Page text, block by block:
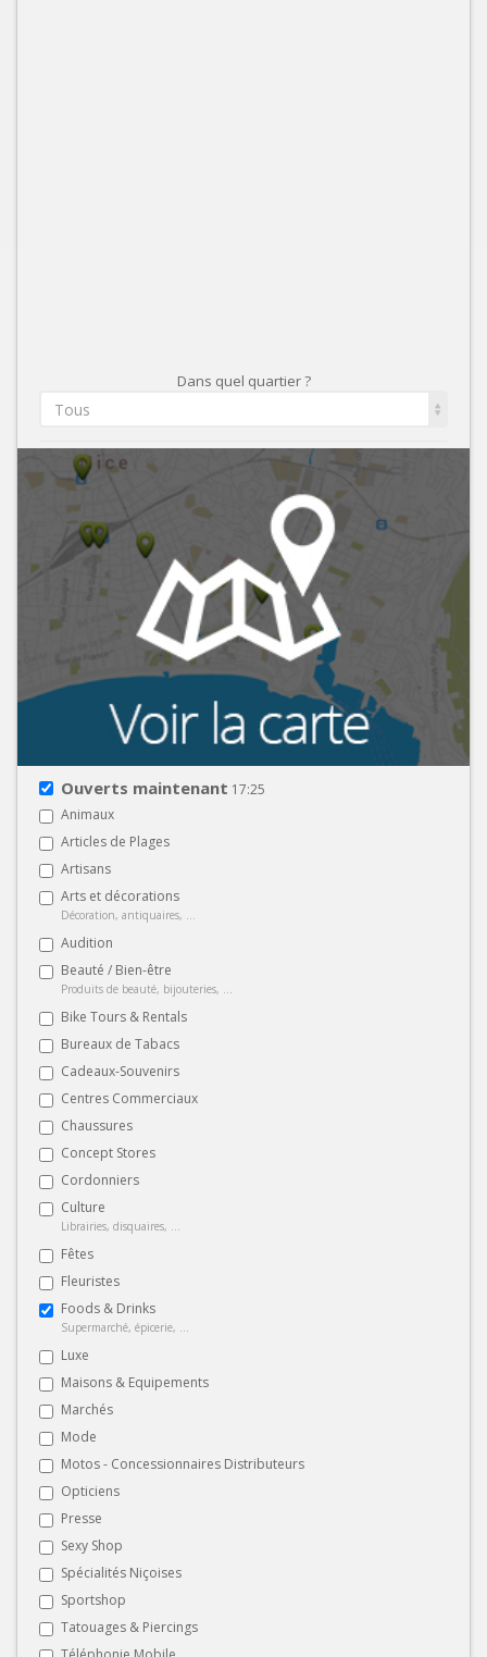
Dans quel quartier ?
Tous
Ouverts maintenant 17:25
Animaux
Articles de Plages
Artisans
Arts et décorations
Décoration, antiquaires, ...
Audition
Beauté / Bien-être
Produits de beauté, bijouteries, ...
Bike Tours & Rentals
Bureaux de Tabacs
Cadeaux-Souvenirs
Centres Commerciaux
Chaussures
Concept Stores
Cordonniers
Culture
Librairies, disquaires, ...
Fêtes
Fleuristes
Foods & Drinks
Supermarché, épicerie, ...
Luxe
Maisons & Equipements
Marchés
Mode
Motos - Concessionnaires Distributeurs
Opticiens
Presse
Sexy Shop
Spécialités Niçoises
Sportshop
Tatouages & Piercings